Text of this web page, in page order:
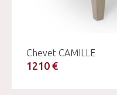
Chevet CAMILLE
1210 €